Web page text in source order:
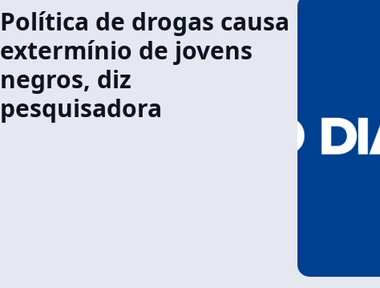
Política de drogas causa
extermínio de jovens
negros, diz
pesquisadora